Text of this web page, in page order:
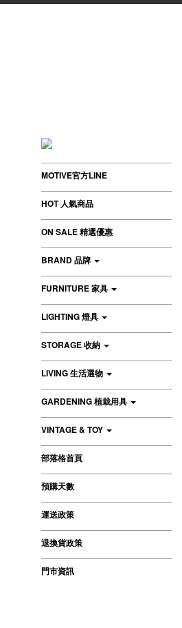
MOTIVE官方LINE
HOT 人氣商品
ON SALE 精選優惠
BRAND 品牌
FURNITURE 家具
LIGHTING 燈具
STORAGE 收納
LIVING 生活選物
GARDENING 植栽用具
VINTAGE & TOY
部落格首頁
預購天數
運送政策
退換貨政策
門市資訊